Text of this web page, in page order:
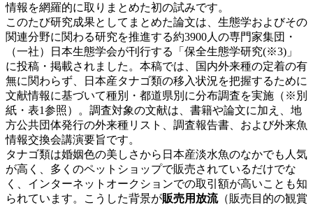
情報を網羅的に取りまとめた初の試みです。
このたび研究成果としてまとめた論文は、生態学およびその
関連分野に関わる研究を推進する約3900人の専門家集団・
（一社）日本生態学会が刊行する「保全生態学研究(※3)」
に投稿・掲載されました。本稿では、国内外来種の定着の有
無に関わらず、日本産タナゴ類の移入状況を把握するために
文献情報に基づいて種別・都道県別に分布調査を実施（※別
紙・表1参照）。調査対象の文献は、書籍や論文に加え、地
方公共団体発行の外来種リスト、調査報告書、および外来魚
情報交換会講演要旨です。
タナゴ類は婚姻色の美しさから日本産淡水魚のなかでも人気
が高く、多くのペットショップで販売されているだけでな
く、インターネットオークションでの取引額が高いことも知
られています。こうした背景が販売用放流（販売目的の観賞